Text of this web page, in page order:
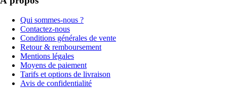
Qui sommes-nous ?
Contactez-nous
Conditions générales de vente
Retour & remboursement
Mentions légales
Moyens de paiement
Tarifs et options de livraison
Avis de confidentialité